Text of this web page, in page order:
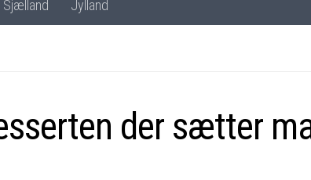
Sjælland Jylland
der sætter